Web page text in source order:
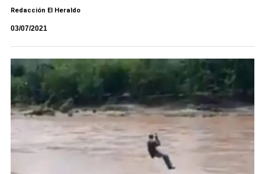
Redacción El Heraldo
03/07/2021